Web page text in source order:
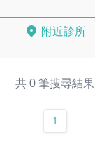
附近診所
共 0 筆搜尋結果
1